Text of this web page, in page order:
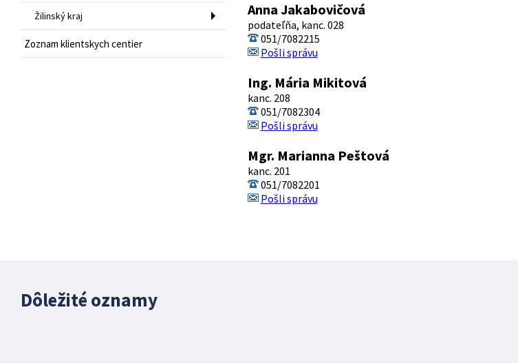
Žilinský kraj
Zoznam klientskych centier
Anna Jakabovičová
podateľňa, kanc. 028
051/7082215
Pošli správu
Ing. Mária Mikitová
kanc. 208
051/7082304
Pošli správu
Mgr. Marianna Peštová
kanc. 201
051/7082201
Pošli správu
Dôležité oznamy